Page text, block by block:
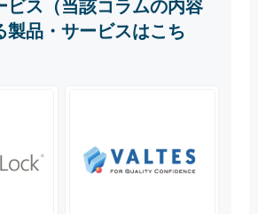
ビス（当該コラムの内容
製品・サービスはこち